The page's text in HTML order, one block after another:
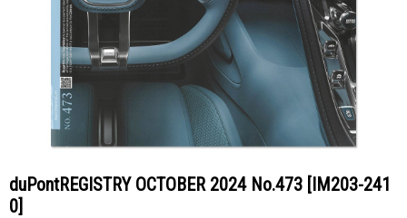
duPontREGISTRY OCTOBER 2024 No.473 [IM203-241
0]